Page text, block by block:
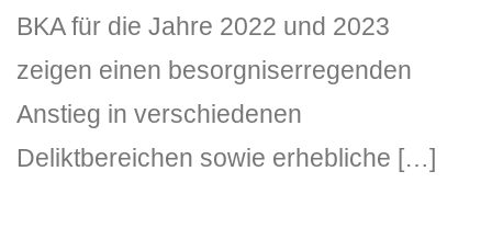
BKA für die Jahre 2022 und 2023
zeigen einen besorgniserregenden
Anstieg in verschiedenen
Deliktbereichen sowie erhebliche […]